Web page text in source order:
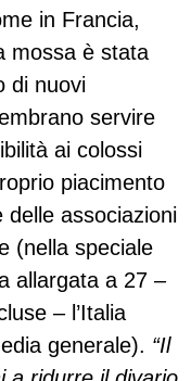
in Francia,
mossa è stata
di nuovi
servire
ai colossi
piacimento
delle associazioni
(nella speciale
allargata a 27 –
– l’Italia
generale). “Il